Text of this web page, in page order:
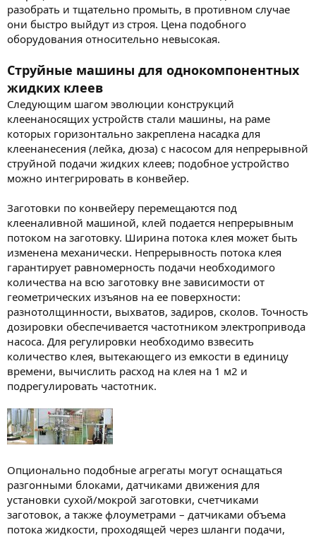
разобрать и тщательно промыть, в противном случае
они быстро выйдут из строя. Цена подобного
оборудования относительно невысокая.
Струйные машины для однокомпонентных
жидких клеев
Следующим шагом эволюции конструкций
клеенаносящих устройств стали машины, на раме
которых горизонтально закреплена насадка для
клеенанесения (лейка, дюза) с насосом для непрерывной
струйной подачи жидких клеев; подобное устройство
можно интегрировать в конвейер.
Заготовки по конвейеру перемещаются под
клееналивной машиной, клей подается непрерывным
потоком на заготовку. Ширина потока клея может быть
изменена механически. Непрерывность потока клея
гарантирует равномерность подачи необходимого
количества на всю заготовку вне зависимости от
геометрических изъянов на ее поверхности:
разнотолщинности, выхватов, задиров, сколов. Точность
дозировки обеспечивается частотником электропривода
насоса. Для регулировки необходимо взвесить
количество клея, вытекающего из емкости в единицу
времени, вычислить расход на клея на 1 м2 и
подрегулировать частотник.
Опционально подобные агрегаты могут оснащаться
разгонными блоками, датчиками движения для
установки сухой/мокрой заготовки, счетчиками
заготовок, а также флоуметрами – датчиками объема
потока жидкости, проходящей через шланги подачи,